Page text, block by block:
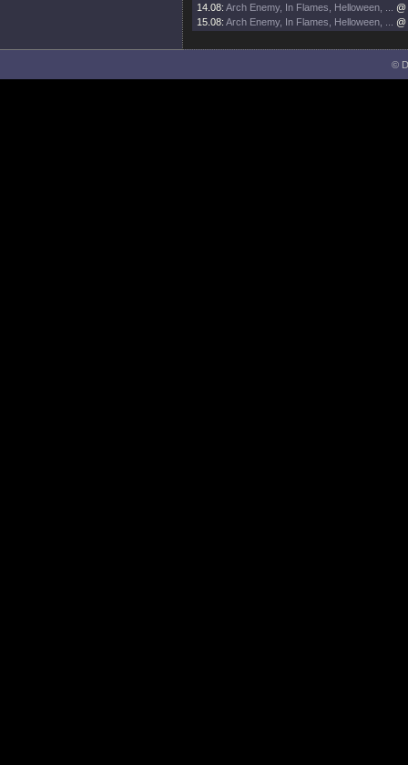
14.08: Arch Enemy, In Flames, Helloween, ...
15.08: Arch Enemy, In Flames, Helloween, ...
©